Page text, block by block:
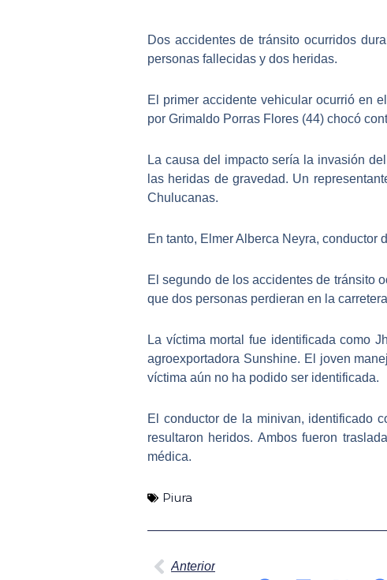
Dos accidentes de tránsito ocurridos
personas fallecidas y dos heridas.
El primer accidente vehicular ocurrió en
por Grimaldo Porras Flores (44) chocó
La causa del impacto sería la invasión
las heridas de gravedad. Un
Chulucanas.
En tanto, Elmer Alberca Neyra, conductor
El segundo de los accidentes de tránsito
que dos personas perdieran en la
La víctima mortal fue identificada como
agroexportadora Sunshine. El joven
víctima aún no ha podido ser identificada.
El conductor de la minivan, identificado
resultaron heridos. Ambos fueron
médica.
Piura
Anterior